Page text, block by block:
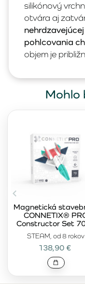
silikónový
otvára aj
pohlcovania
objem je
Mohlo
STEAM, od 8 rokov
Magnetická
CONNETIX®
Constructor Set
138,90 €